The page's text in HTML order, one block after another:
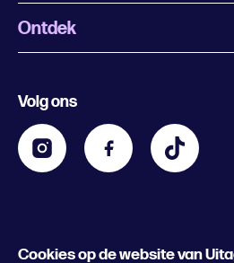
Cookies op de website van
Wat is Uitagenda Rotterdam
Contact
Zakelijk
Ontdek
Kids
Volg ons